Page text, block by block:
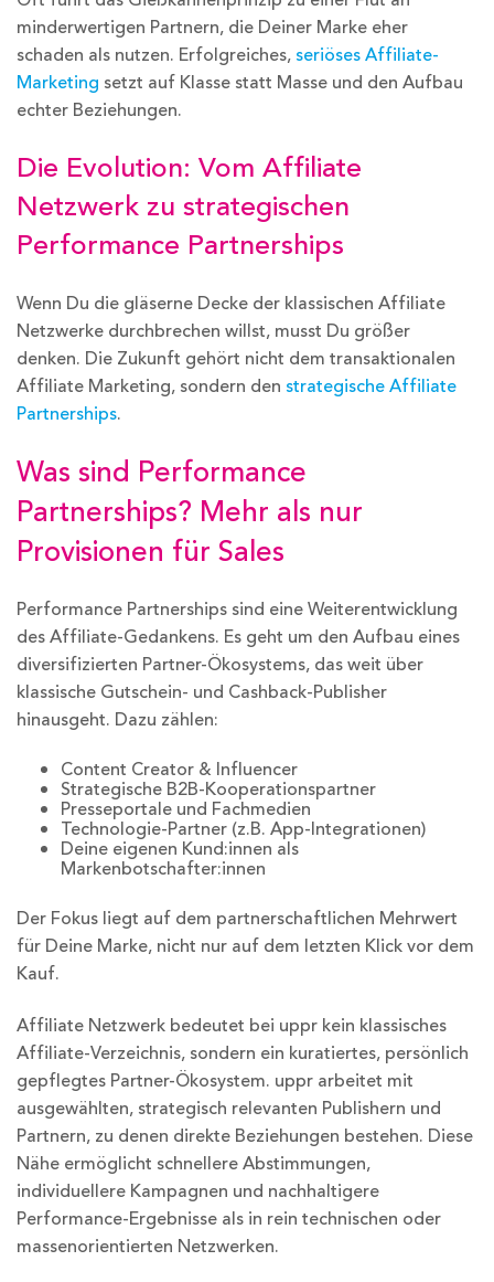
minderwertigen Partnern, die Deiner Marke eher
schaden als nutzen. Erfolgreiches,seriöses Affiliate-
Marketing setzt auf Klasse statt Masse und den Aufbau
echter Beziehungen.
Die Evolution: Vom Affiliate
Netzwerk zu strategischen
Performance Partnerships
Wenn Du die gläserne Decke der klassischen Affiliate
Netzwerke durchbrechen willst, musst Du größer
denken. Die Zukunft gehört nicht dem transaktionalen
Affiliate Marketing, sondern den strategische Affiliate
Partnerships.
Was sind Performance
Partnerships? Mehr als nur
Provisionen für Sales
Performance Partnerships sind eine Weiterentwicklung
des Affiliate-Gedankens. Es geht um den Aufbau eines
diversifizierten Partner-Ökosystems, das weit über
klassische Gutschein- und Cashback-Publisher
hinausgeht. Dazu zählen:
Content Creator & Influencer
Strategische B2B-Kooperationspartner
Presseportale und Fachmedien
Technologie-Partner (z.B. App-Integrationen)
Deine eigenen Kund:innen als
Markenbotschafter:innen
Der Fokus liegt auf dem partnerschaftlichen Mehrwert
für Deine Marke, nicht nur auf dem letzten Klick vor dem
Kauf.
Affiliate Netzwerk bedeutet bei uppr kein klassisches
Affiliate-Verzeichnis, sondern ein kuratiertes, persönlich
gepflegtes Partner-Ökosystem. uppr arbeitet mit
ausgewählten, strategisch relevanten Publishern und
Partnern, zu denen direkte Beziehungen bestehen. Diese
Nähe ermöglicht schnellere Abstimmungen,
individuellere Kampagnen und nachhaltigere
Performance-Ergebnisse als in rein technischen oder
massenorientierten Netzwerken.